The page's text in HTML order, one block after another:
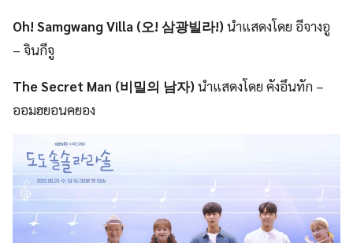
Oh! Samgwang Villa (오! 삼광빌라!)นำแสดงโดย อีจางอู
– จินกีจู
The Secret Man (비밀의 남자)นำแสดงโดย คังอึนทัก –
ออมฮยอนคยอง